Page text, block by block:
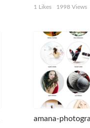
1 Likes 1998 Views
amana-